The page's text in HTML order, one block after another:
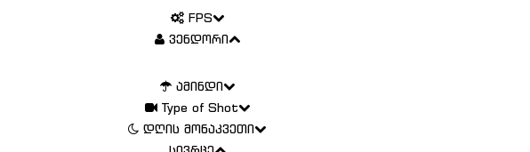
FPS
ვენდორი
ამინდი
Type of Shot
დღის მონაკვეთი